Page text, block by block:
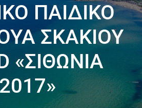
ΠΑΙΔΙΚΟ
ΣΚΑΚΙΟΥ
«ΣΙΘΩΝΙΑ
2017»